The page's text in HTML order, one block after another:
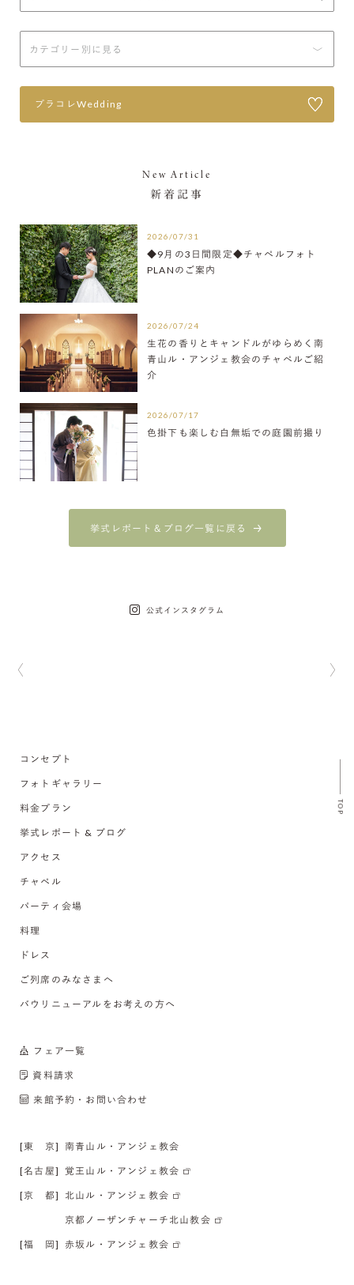
プラコレWedding
New Article
新着記事
2026/07/31
◆9月の3日間限定◆チャペルフォト
PLANのご案内
2026/07/24
生花の香りとキャンドルがゆらめく南
青山ル・アンジェ教会のチャペルご紹
介
2026/07/17
色掛下も楽しむ白無垢での庭園前撮り
挙式レポート＆ブログ一覧に戻る
公式インスタグラム
TOP
コンセプト
フォトギャラリー
料金プラン
挙式レポート & ブログ
アクセス
チャペル
パーティ会場
料理
ドレス
ご列席のみなさまへ
バウリニューアルをお考えの方へ
フェア一覧
資料請求
来館予約・お問い合わせ
[東 京] 南青山ル・アンジェ教会
[名古屋] 覚王山ル・アンジェ教会
[京 都] 北山ル・アンジェ教会
京都ノーザンチャーチ北山教会
[福 岡] 赤坂ル・アンジェ教会